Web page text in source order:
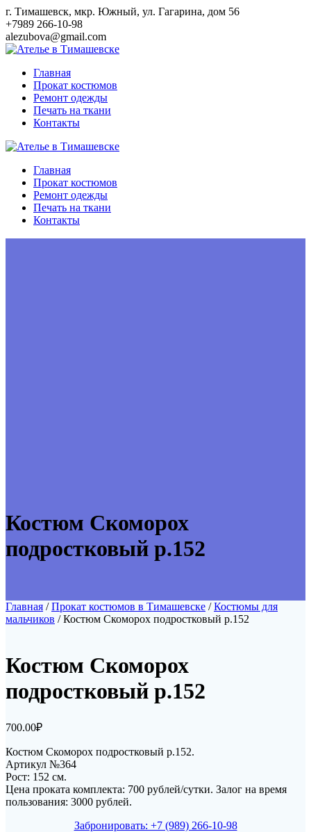
Перейти
к
контенту
г. Тимашевск, мкр. Южный, ул. Гагарина, дом 56
+7989 266-10-98
alezubova@gmail.com
Главная
Прокат костюмов
Ремонт одежды
Печать на ткани
Контакты
Главная
Прокат костюмов
Ремонт одежды
Печать на ткани
Контакты
Костюм Скоморох
подростковый р.152
Главная /Прокат костюмов в Тимашевске /Костюмы для
мальчиков / Костюм Скоморох подростковый р.152
Костюм Скоморох
подростковый р.152
700.00₽
Костюм Скоморох подростковый р.152.
Артикул №364
Рост: 152 см.
Цена проката комплекта: 700 рублей/сутки. Залог на время
пользования: 3000 рублей.
Забронировать: +7 (989) 266-10-98